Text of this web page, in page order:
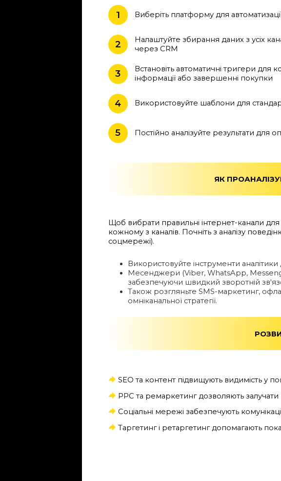
1 Виберіть платформу для
2
Налаштуйте збирання даних з усіх
через CRM
3
Встановіть автоматичні тригери для
інформації або завершенні покупки
4 Використовуйте шаблони для
5 Постійно аналізуйте результати для
ЯК
Щоб вибрати правильні інтернет-канали для
кожному з каналів. Почніть з аналізу
соцмережі).
Використовуйте інструменти аналітики
Месенджери (Viber, WhatsApp,
забезпечуючи швидкий зворотній
Також розгляньте SMS-маркетинг,
омніканальної стратегії.
SEO та контент підвищують видимість у
PPC та ремаркетинг дозволяють залучати
Соціальні мережі забезпечують
Таргетинг і ретаргетинг допомагають